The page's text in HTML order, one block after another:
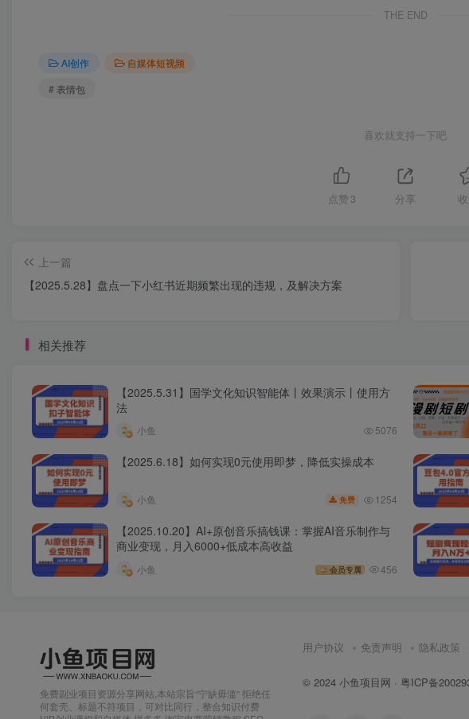
THE END
AI创作
自媒体短视频
# 表情包
喜欢就支持一下吧
点赞 3 分享
上一篇
【2025.5.28】盘点一下小红书近期频繁出现的违规，及解决方案
相关推荐
【2025.5.31】国学文化知识智能体丨效果演示丨使用方
法
小鱼 5076
【2025.6.18】如何实现0元使用即梦，降低实操成本
小鱼 免费 1254
【2025.10.20】AI+原创音乐搞钱课：掌握AI音乐制作与
商业变现，月入6000+低成本高收益
小鱼 会员专属 456
免费副业项目资源分享网站,本站宗旨“宁缺毋滥” 拒绝任
何套壳、标题不符项目，可对比同行，整合知识付费
用户协议 免责声明 隐私政策
© 2024 小鱼项目网 · 粤ICP备